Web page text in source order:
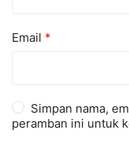
Email *
Simpan nama,
peramban ini untuk